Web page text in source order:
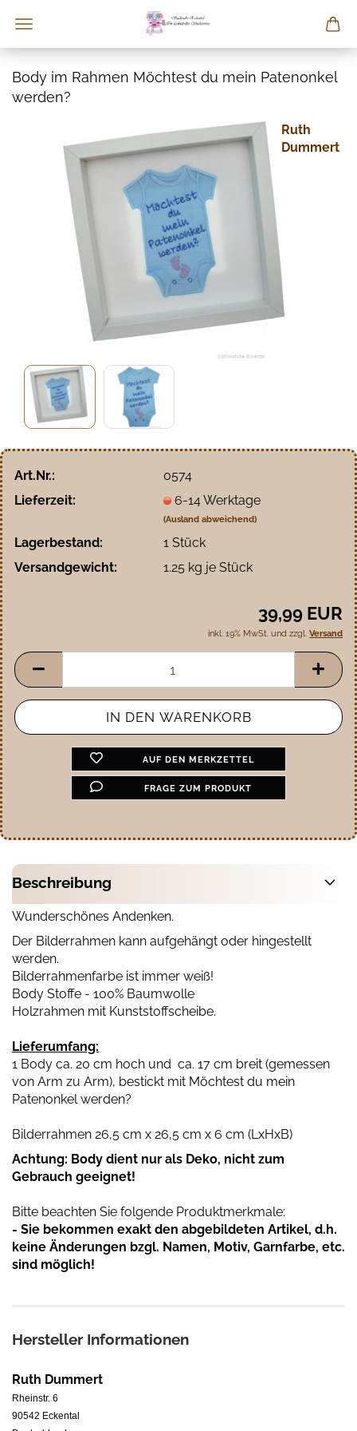
Body im Rahmen Möchtest du mein Patenonkel
werden?
Ruth
Dummert
Art.Nr.:
0574
Lieferzeit:
6-14 Werktage
(Ausland abweichend)
Lagerbestand: 1 Stück
Versandgewicht:
1.25 kg je Stück
39,99 EUR
inkl. 19% MwSt. und zzgl. Versand
AUF DEN MERKZETTEL
FRAGE ZUM PRODUKT
Beschreibung
Wunderschönes Andenken.
Der Bilderrahmen kann aufgehängt oder hingestellt
werden.
Bilderrahmenfarbe ist immer weiß!
Body Stoffe - 100% Baumwolle
Holzrahmen mit Kunststoffscheibe.
Lieferumfang:
1 Body ca. 20 cm hoch und ca. 17 cm breit (gemessen
von Arm zu Arm), bestickt mit Möchtest du mein
Patenonkel werden?
Bilderrahmen 26,5 cm x 26,5 cm x 6 cm (LxHxB)
Achtung: Body dient nur als Deko, nicht zum
Gebrauch geeignet!
Bitte beachten Sie folgende Produktmerkmale:
- Sie bekommen exakt den abgebildeten Artikel, d.h.
keine Änderungen bzgl. Namen, Motiv, Garnfarbe, etc.
sind möglich!
Hersteller Informationen
Ruth Dummert
Rheinstr. 6
90542 Eckental